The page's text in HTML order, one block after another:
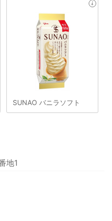
SUNAO バニラソフト
地1